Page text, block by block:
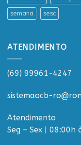
semana sesc
ATENDIMENTO
(69) 99961-4247
sistemaocb-
Atendimento
Seg – Sex | 08:00h